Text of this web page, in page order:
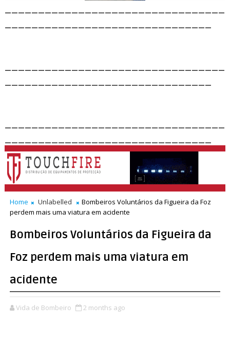
Home Unlabelled
Bombeiros Voluntários da Figueira da Foz
perdem mais uma viatura em acidente
Bombeiros Voluntários da Figueira da
Foz perdem mais uma viatura em
acidente
Vida de Bombeiro 2 months ago